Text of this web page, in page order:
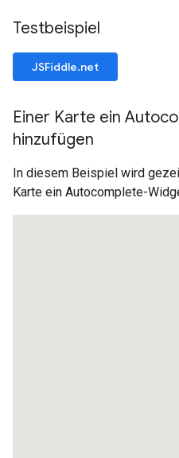
Testbeispiel
JSFiddle.net
Einer Karte ein
hinzufügen
In diesem Beispiel wird
Karte ein Autocomplete-